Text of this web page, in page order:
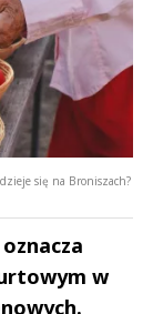
się na Broniszach?
w